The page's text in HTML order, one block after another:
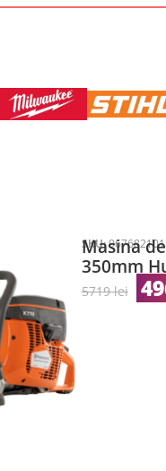
SKU:967682101
Masina
350mm
5719lei